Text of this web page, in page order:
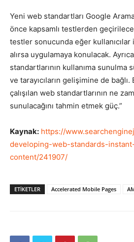
Yeni web standartları Google
önce kapsamlı testlerden
testler sonucunda eğer
alırsa uygulamaya konulacak.
standartlarının kullanıma sunulma
ve tarayıcıların gelişimine de
çalışılan web standartlarının ne
sunulacağını tahmin etmek güç.”
Kaynak: https://
developing-web-standards-
content/241907/
ETIKETLER Accelerated Mobile Pages